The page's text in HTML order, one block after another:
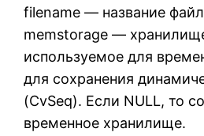
filename — название
memstorage —
используемое для
для сохранения
(CvSeq). Если NULL, то
временное хранилище.